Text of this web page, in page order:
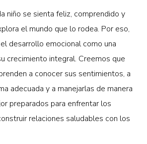
niño se sienta feliz, comprendido y
el mundo que lo rodea. Por eso,
desarrollo emocional como una
crecimiento integral. Creemos que
a conocer sus sentimientos, a
adecuada y a manejarlas de manera
preparados para enfrentar los
relaciones saludables con los